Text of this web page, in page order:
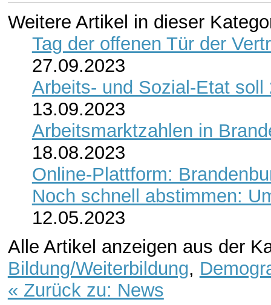
Weitere Artikel in dieser
Tag der offenen Tür der
27.09.2023
Arbeits- und Sozial-Etat
13.09.2023
Arbeitsmarktzahlen in
18.08.2023
Online-Plattform:
Noch schnell abstimmen:
12.05.2023
Alle Artikel anzeigen aus der
Bildung/Weiterbildung,
« Zurück zu: News